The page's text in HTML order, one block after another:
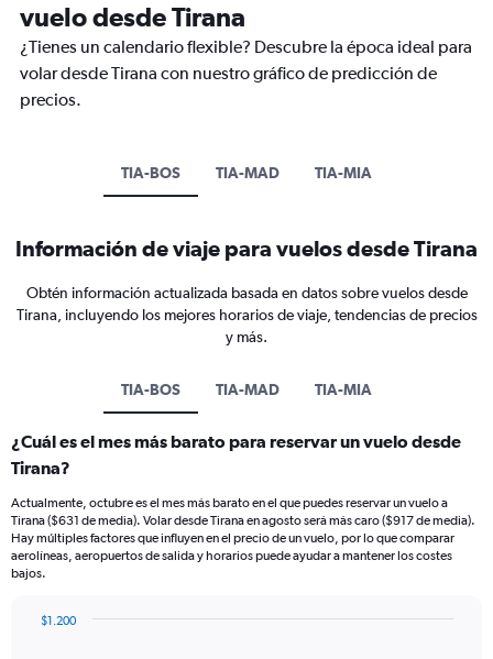
vuelo desde Tirana
¿Tienes un calendario flexible? Descubre la época ideal para
volar desde Tirana con nuestro gráfico de predicción de
precios.
TIA-BOS TIA-MAD TIA-MIA
Información de viaje para vuelos desde Tirana
Obtén información actualizada basada en datos sobre vuelos desde
Tirana, incluyendo los mejores horarios de viaje, tendencias de precios
y más.
TIA-BOS TIA-MAD TIA-MIA
¿Cuál es el mes más barato para reservar un vuelo desde
Tirana?
Actualmente, octubre es el mes más barato en el que puedes reservar un vuelo a
Tirana ($631 de media). Volar desde Tirana en agosto será más caro ($917 de media).
Hay múltiples factores que influyen en el precio de un vuelo, por lo que comparar
aerolíneas, aeropuertos de salida y horarios puede ayudar a mantener los costes
bajos.
$1.200